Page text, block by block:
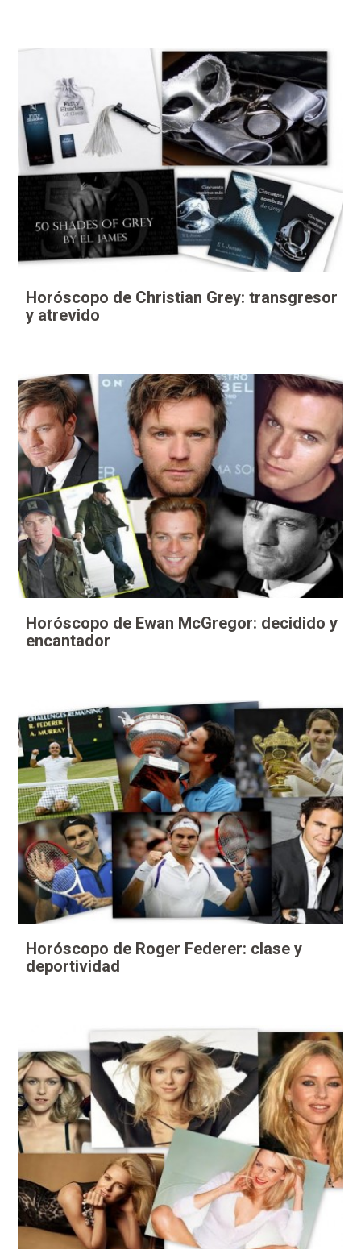
Horóscopo de Christian Grey: transgresor
y atrevido
Horóscopo de Ewan McGregor: decidido y
encantador
Horóscopo de Roger Federer: clase y
deportividad